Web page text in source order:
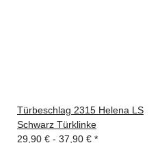
Türbeschlag 2315 Helena LS
Schwarz Türklinke
29,90 € - 37,90 € *